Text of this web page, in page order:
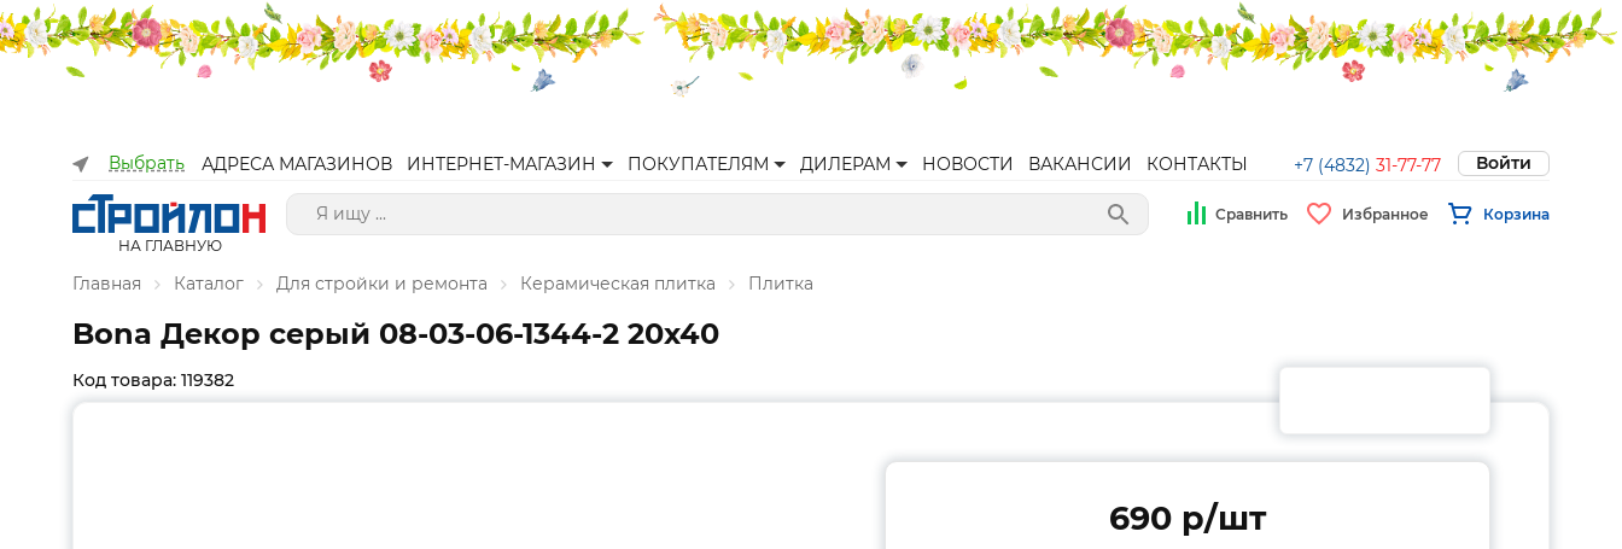
Выбрать АДРЕСА МАГАЗИНОВ ИНТЕРНЕТ-МАГАЗИН ПОКУПАТЕЛЯМ ДИЛЕРАМ НОВОСТИ ВАКАНСИИ КОНТАКТЫ +7 (4832) 31-77-77 Войти
НА ГЛАВНУЮ
Сравнить Избранное Корзина
Главная Каталог Для стройки и ремонта Керамическая плитка Плитка
Bona Декор серый 08-03-06-1344-2 20х40
Код товара: 119382
690 p/шт